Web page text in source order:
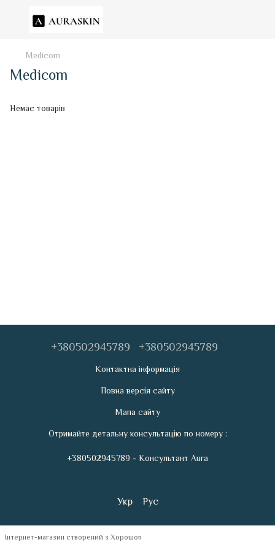
Medicom
Medicom
Немає товарів
+380502945789 +380502945789
Контактна інформація
Повна версія сайту
Мапа сайту
Отримайте детальну консультацію по номеру :
+380502945789 - Консультант Aura
Укр Рус
Інтернет-магазин створений з Хорошоп